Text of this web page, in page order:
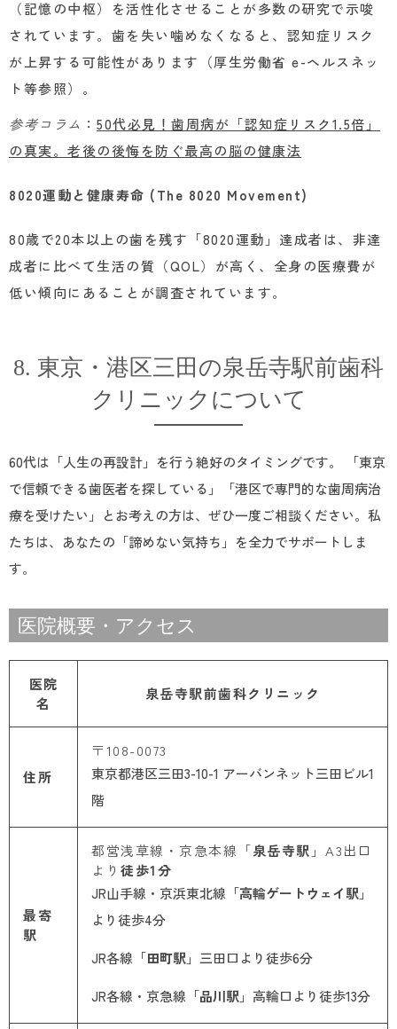
（記憶の中枢）を活性化させることが多数の研究で示唆
されています。歯を失い噛めなくなると、認知症リスク
が上昇する可能性があります（厚生労働省 e-ヘルスネッ
ト等参照）。
参考コラム ： 50代必見！歯周病が「認知症リスク1.5倍」
の真実。老後の後悔を防ぐ最高の脳の健康法
8020運動と健康寿命 (The 8020 Movement)
80歳で20本以上の歯を残す「8020運動」達成者は、非達
成者に比べて生活の質（QOL）が高く、全身の医療費が
低い傾向にあることが調査されています。
8. 東京・港区三田の泉岳寺駅前歯科
クリニックについて
60代は「人生の再設計」を行う絶好のタイミングです。 「東京
で信頼できる歯医者を探している」「港区で専門的な歯周病治
療を受けたい」とお考えの方は、ぜひ一度ご相談ください。私
たちは、あなたの「諦めない気持ち」を全力でサポートしま
す。
医院概要・アクセス
医院
名
泉岳寺駅前歯科クリニック
住所
〒108-0073
東京都港区三田3-10-1 アーバンネット三田ビル1
階
最寄
駅
都営浅草線・京急本線「泉岳寺駅 」A3出口
より 徒歩1分
JR山手線・京浜東北線「高輪ゲートウェイ駅」
より徒歩4分
JR各線「田町駅」三田口より徒歩6分
JR各線・京急線「品川駅」高輪口より徒歩13分